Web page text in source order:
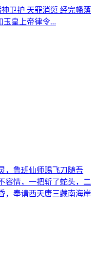
卫护 天罪消愆 经完幡落
玉皇上帝律令...
鲁班仙师赐飞刀随吾
容情，一把斩了蛇头，二
，奉请西天唐三藏南海岸